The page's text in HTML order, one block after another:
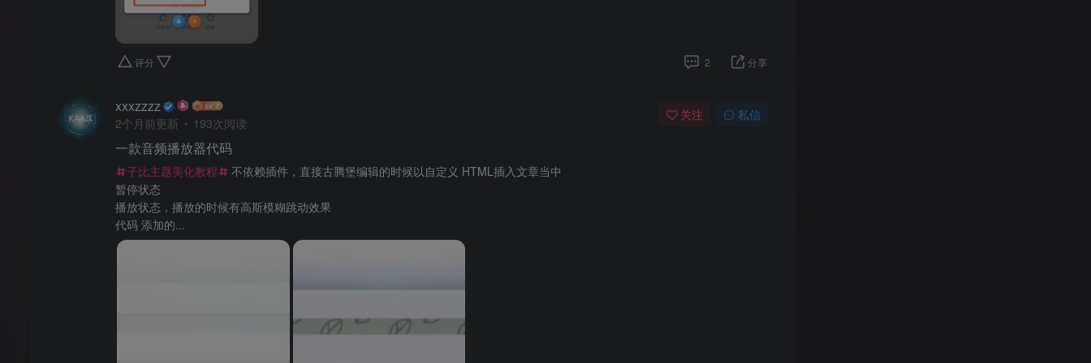
评分 2 分享
xxxzzzz
2个月前更新 193次阅读
关注 私信
一款音频播放器代码
子比主题美化教程
不依赖插件，直接古腾堡编辑的时候以自定义 HTML插入文章当中
暂停状态
播放状态，播放的时候有高斯模糊跳动效果
代码 添加的...